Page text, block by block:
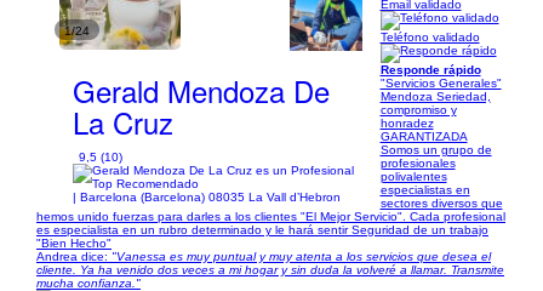
1/24
Gerald Mendoza De
La Cruz
9,5 (10)
| Barcelona (Barcelona) 08035 La Vall d’Hebron
Email validado
Teléfono validado
Responde rápido
"Servicios Generales"
Mendoza Seriedad,
compromiso y
honradez
GARANTIZADA
Somos un grupo de
profesionales
polivalentes
especialistas en
sectores diversos que
hemos unido fuerzas para darles a los clientes "El Mejor Servicio". Cada profesional
es especialista en un rubro determinado y le hará sentir Seguridad de un trabajo
"Bien Hecho"
Andrea dice: "Vanessa es muy puntual y muy atenta a los servicios que desea el
cliente. Ya ha venido dos veces a mi hogar y sin duda la volveré a llamar. Transmite
mucha confianza."